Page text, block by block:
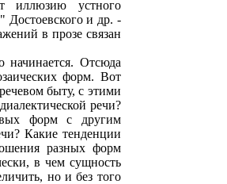
иллюзию устного
Достоевского и др. -
в прозе связан
начинается. Отсюда
форм. Вот
быту, с этими
речи?
форм с другим
Какие тенденции
разных форм
в чем сущность
но и без того